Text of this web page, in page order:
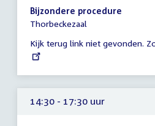
uur
Bijzondere procedure
Thorbeckezaal
Kijk terug link niet gevonden.
14:30 - 17:30 uur